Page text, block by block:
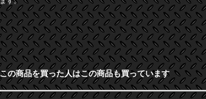
この商品を買った人はこの商品も買っています